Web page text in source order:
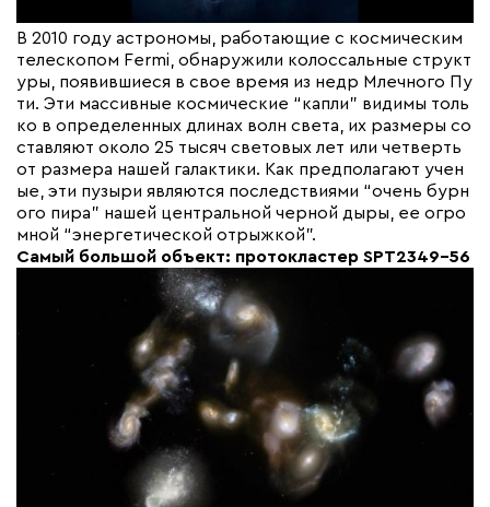
В 2010 году астрономы, работающие с космическим
телескопом Fermi, обнаружили колоссальные структ
уры, появившиеся в свое время из недр Млечного Пу
ти. Эти массивные космические “капли” видимы толь
ко в определенных длинах волн света, их размеры со
ставляют около 25 тысяч световых лет или четверть
от размера нашей галактики. Как предполагают учен
ые, эти пузыри являются последствиями “очень бурн
ого пира” нашей центральной черной дыры, ее огро
мной “энергетической отрыжкой”.
Самый большой объект: протокластер SPT2349-56